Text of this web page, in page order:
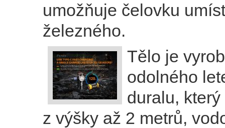
umožňuje čelovku
železného.
Tělo je
odolného
duralu,
z výšky až 2 metrů,